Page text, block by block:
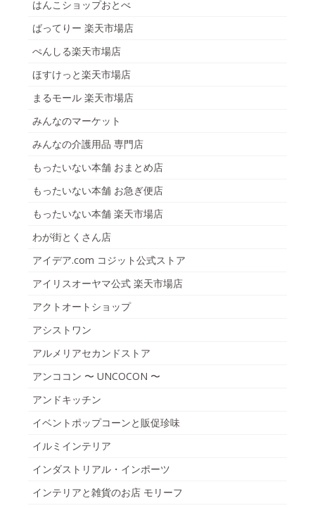
はんこショップおとべ
ばってりー 楽天市場店
ぺんしる楽天市場店
ほすけっと楽天市場店
まるモール 楽天市場店
みんなのマーケット
みんなの介護用品 専門店
もったいない本舗 おまとめ店
もったいない本舗 お急ぎ便店
もったいない本舗 楽天市場店
わが街とくさん店
アイデア.com コジット公式ストア
アイリスオーヤマ公式 楽天市場店
アクトオートショップ
アシストワン
アルメリアセカンドストア
アンココン 〜 UNCOCON 〜
アンドキッチン
イベントポップコーンと販促珍味
イルミインテリア
インダストリアル・インポーツ
インテリアと雑貨のお店 モリーフ